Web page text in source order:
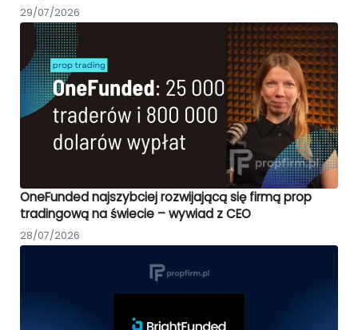
29/07/2026
OneFunded najszybciej rozwijającą się firmą prop
tradingową na świecie – wywiad z CEO
28/07/2026